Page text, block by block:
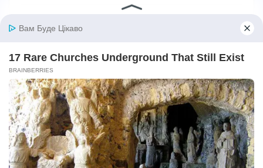
Традиції
Трудове законодавство
Фільми
Фінанси
Фундаментальні науки